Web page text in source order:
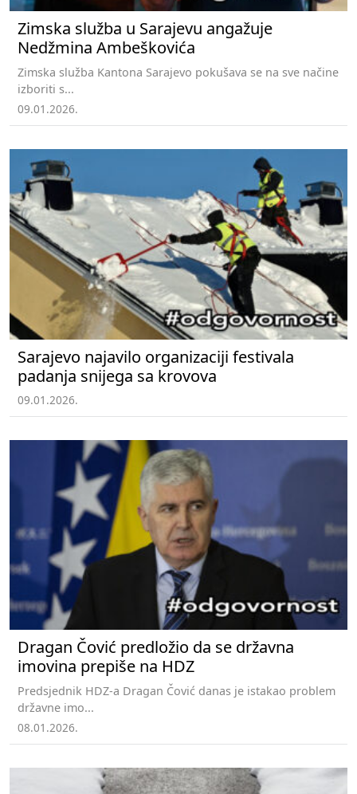
Zimska služba u Sarajevu angažuje
Nedžmina Ambeškovića
Zimska služba Kantona Sarajevo pokušava se na sve načine
izboriti s...
09.01.2026.
Sarajevo najavilo organizaciji festivala
padanja snijega sa krovova
09.01.2026.
Dragan Čović predložio da se državna
imovina prepiše na HDZ
Predsjednik HDZ-a Dragan Čović danas je istakao problem
državne imo...
08.01.2026.